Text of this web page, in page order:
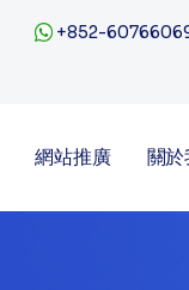
+852-
網站推廣 關